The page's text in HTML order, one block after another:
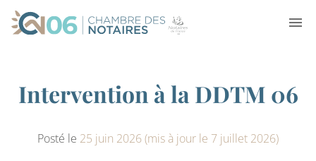
Intervention à la DDTM 06
Posté le 25 juin 2026(mis à jour le 7 juillet 2026)